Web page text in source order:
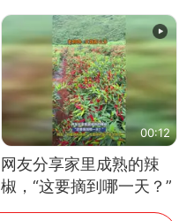
风口未延伸到外墙
00:12
网友分享家里成熟的辣
椒，“这要摘到哪一天？”